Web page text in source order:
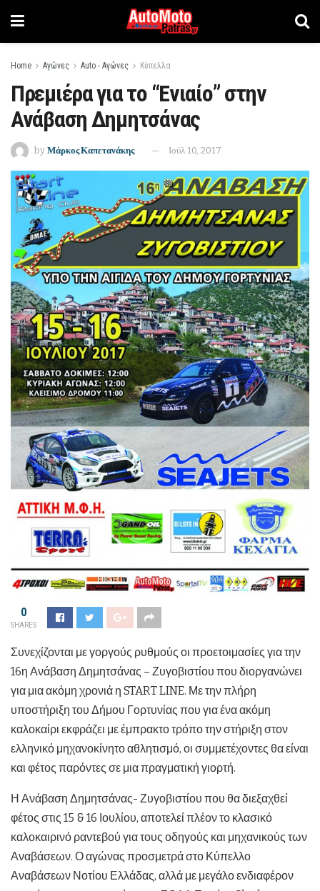
Home Αγώνες Auto - Αγώνες Κύπελλα
Πρεμιέρα για το “Ενιαίο” στην
Ανάβαση Δημητσάνας
by Μάρκος Καπετανάκης Ιούλ 10, 2017
0
SHARES
Συνεχίζονται με γοργούς ρυθμούς οι προετοιμασίες για την
16η Ανάβαση Δημητσάνας – Ζυγοβιστίου που διοργανώνει
για μια ακόμη χρονιά η START LINE. Με την πλήρη
υποστήριξη του Δήμου Γορτυνίας που για ένα ακόμη
καλοκαίρι εκφράζει με έμπρακτο τρόπο την στήριξη στον
ελληνικό μηχανοκίνητο αθλητισμό, οι συμμετέχοντες θα είναι
και φέτος παρόντες σε μια πραγματική γιορτή.
Η Ανάβαση Δημητσάνας- Ζυγοβιστίου που θα διεξαχθεί
φέτος στις 15 & 16 Ιουλίου, αποτελεί πλέον το κλασικό
καλοκαιρινό ραντεβού για τους οδηγούς και μηχανικούς των
Αναβάσεων. Ο αγώνας προσμετρά στο Κύπελλο
Αναβάσεων Νοτίου Ελλάδας, αλλά με μεγάλο ενδιαφέρον